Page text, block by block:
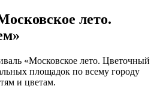
лето.
«Московское лето. Цветочный
площадок по всему городу
и цветам.